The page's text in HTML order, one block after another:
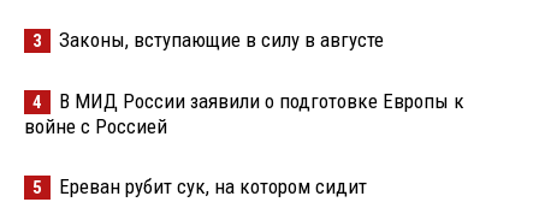
3 Законы, вступающие в силу в августе
4
В МИД России заявили о подготовке Европы к
войне с Россией
5 Ереван рубит сук, на котором сидит